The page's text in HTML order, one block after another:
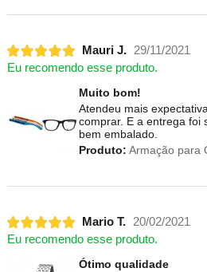
Mauri J. 29/11/2021
Eu recomendo esse produto.
Muito bom!
Atendeu mais
comprar. E a entrega foi
bem embalado.
Produto: Armação para
Mario T. 20/02/2021
Eu recomendo esse produto.
Ótimo qualidade